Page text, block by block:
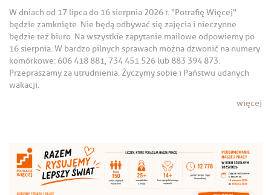
W dniach od 17 lipca do 16 sierpnia 2026 r. "Potrafię Więcej"
będzie zamknięte. Nie będą odbywać się zajęcia i nieczynne
będzie też biuro. Na wszystkie zapytanie mailowe odpowiemy po
16 sierpnia. W bardzo pilnych sprawach można dzwonić na numery
komórkowe: 606 418 881, 734 451 526 lub 883 394 873.
Przepraszamy za utrudnienia. Życzymy sobie i Państwu udanych
wakacji.
więcej